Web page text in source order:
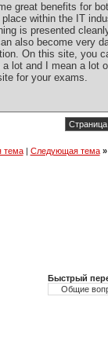
great benefits for
within the IT
is presented
also become very
On this site, you
lot and I mean a
for your exams.
тема| Следующая тема »
Быстрый